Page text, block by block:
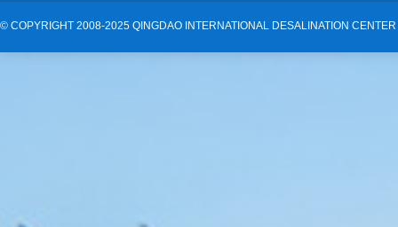
© COPYRIGHT 2008-2025 QINGDAO INTERNATIONAL DESALINATION CENTER